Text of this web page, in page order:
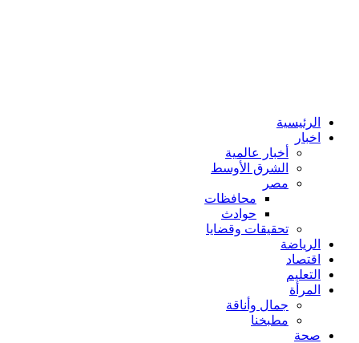
الرئيسية
اخبار
أخبار عالمية
الشرق الأوسط
مصر
محافظات
حوادث
تحقيقات وقضايا
الرياضة
اقتصاد
التعليم
المرأة
جمال وأناقة
مطبخنا
صحة